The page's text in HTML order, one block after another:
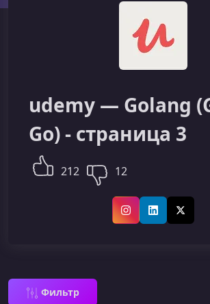
udemy — Golang
Go) - страница 3
212 12
InstagramLinkedIn
X
Фильтр